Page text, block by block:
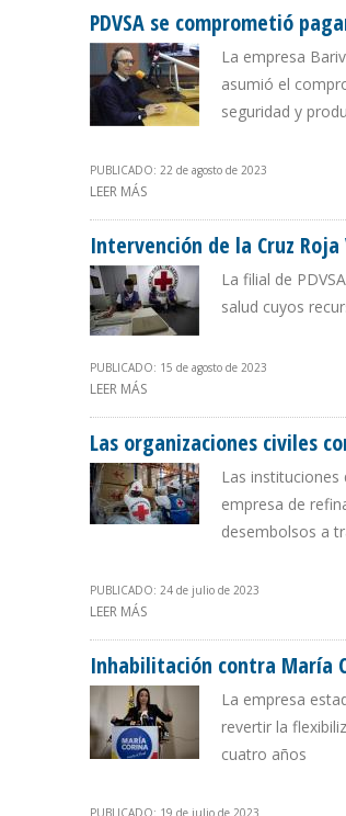
PDVSA se comprometió
La empresa
asumió el
seguridad y
PUBLICADO: 22 de agosto de 2023
LEER MÁS
Intervención de la Cruz
La filial de
salud cuyos
PUBLICADO: 15 de agosto de 2023
LEER MÁS
Las organizaciones civiles
Las
empresa de
desembolsos a
PUBLICADO: 24 de julio de 2023
LEER MÁS
Inhabilitación contra María
La empresa
revertir la
cuatro años